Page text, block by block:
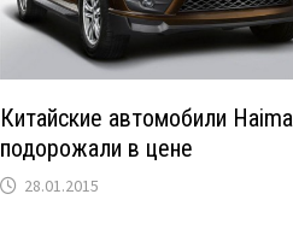
Китайские автомобили Haima
подорожали в цене
28.01.2015